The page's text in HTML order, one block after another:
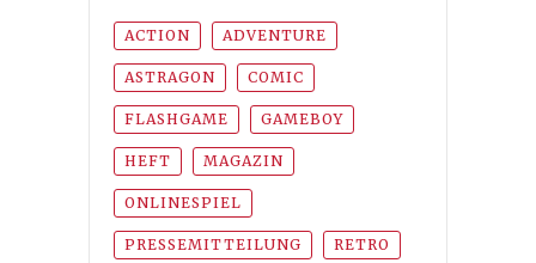
ACTION ADVENTURE
ASTRAGON COMIC
FLASHGAME GAMEBOY
HEFT MAGAZIN
ONLINESPIEL
PRESSEMITTEILUNG RETRO